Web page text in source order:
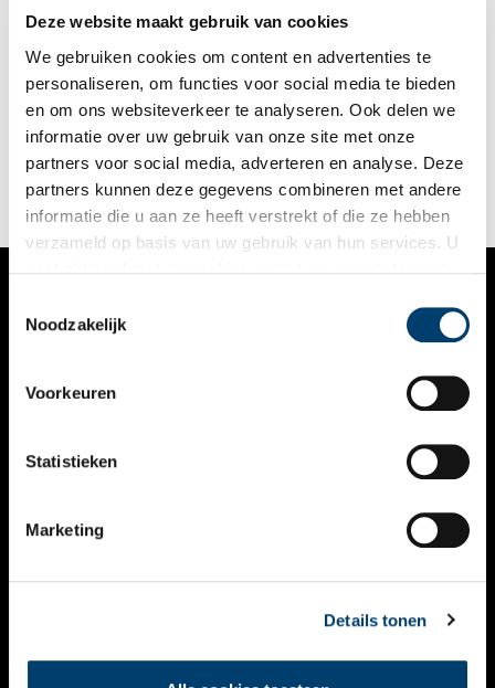
Deze website maakt gebruik van cookies
We gebruiken cookies om content en advertenties te
personaliseren, om functies voor social media te bieden
en om ons websiteverkeer te analyseren. Ook delen we
informatie over uw gebruik van onze site met onze
partners voor social media, adverteren en analyse. Deze
partners kunnen deze gegevens combineren met andere
informatie die u aan ze heeft verstrekt of die ze hebben
verzameld op basis van uw gebruik van hun services. U
Noodzakelijk
Voorkeuren
Statistieken
Marketing
Details tonen
Behoefte aan ruimte, frisse lucht? Wil je even de volle stad
ontvluchten? Op de Diemerzeedijk verwaaien de duizelende
aerosolen vast razendsnel. Loop, fiets – of ga in gedachten –
mee met Rembrandt richting Diemerzeedijk. Even lekker
uitwaaien.
VERHALEN
KALENDER
THEMA’S
VIDEO’S
CONTACT